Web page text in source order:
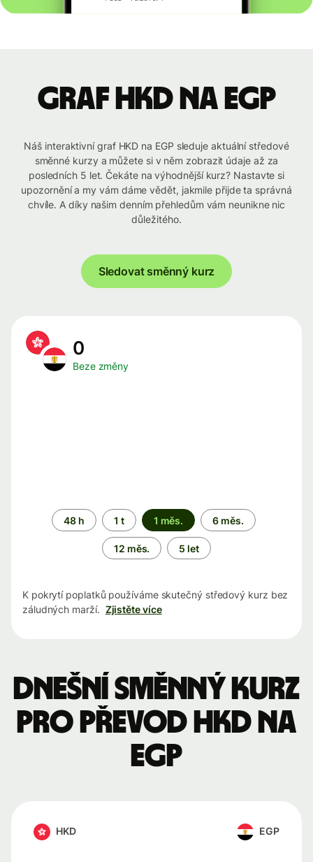
graf HKD na EGP
Náš interaktivní graf HKD na EGP sleduje aktuální středové
směnné kurzy a můžete si v něm zobrazit údaje až za
posledních 5 let. Čekáte na výhodnější kurz? Nastavte si
upozornění a my vám dáme vědět, jakmile přijde ta správná
chvíle. A díky našim denním přehledům vám neunikne nic
důležitého.
Sledovat směnný kurz
0
Beze změny
Časové
období
48 h 1 t 1 měs. 6 měs.
12 měs. 5 let
K pokrytí poplatků používáme skutečný středový kurz bez
záludných marží. Zjistěte více
Dnešní směnný kurz
pro převod HKD na
EGP
HKD EGP